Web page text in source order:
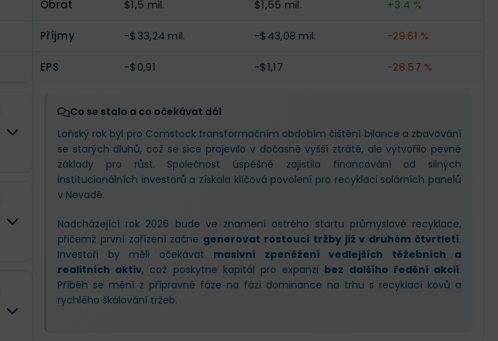
Obrat $1,5 mil. $1,55 mil. +3.4 %
Příjmy -$33,24 mil. -$43,08 mil. -29.61 %
EPS -$0,91 -$1,17 -28.57 %
Co se stalo a co očekávat dál
Loňský rok byl pro Comstock transformačním obdobím čištění bilance a zbavování
se starých dluhů, což se sice projevilo v dočasně vyšší ztrátě, ale vytvořilo pevné
základy pro růst. Společnost úspěšně zajistila financování od silných
institucionálních investorů a získala klíčová povolení pro recyklaci solárních panelů
v Nevadě.
Nadcházející rok 2026 bude ve znamení ostrého startu průmyslové recyklace,
přičemž první zařízení začne generovat rostoucí tržby již v druhém čtvrtletí.
Investoři by měli očekávat masivní zpeněžení vedlejších těžebních a
realitních aktiv, což poskytne kapitál pro expanzi bez dalšího ředění akcií.
Příběh se mění z přípravné fáze na fázi dominance na trhu s recyklací kovů a
rychlého škálování tržeb.